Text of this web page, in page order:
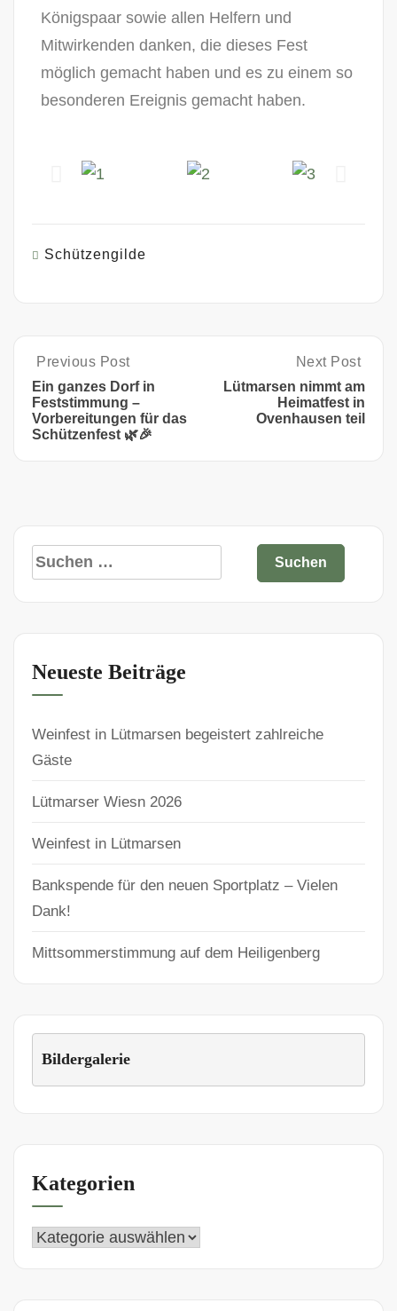
Königspaar sowie allen Helfern und
Mitwirkenden danken, die dieses Fest
möglich gemacht haben und es zu einem so
besonderen Ereignis gemacht haben.
Schützengilde
Previous Post
Ein ganzes Dorf in
Feststimmung –
Vorbereitungen für das
Schützenfest 🌿🎉
Next Post
Lütmarsen nimmt am
Heimatfest in
Ovenhausen teil
Neueste Beiträge
Weinfest in Lütmarsen begeistert zahlreiche
Gäste
Lütmarser Wiesn 2026
Weinfest in Lütmarsen
Bankspende für den neuen Sportplatz – Vielen
Dank!
Mittsommerstimmung auf dem Heiligenberg
Bildergalerie
Kategorien